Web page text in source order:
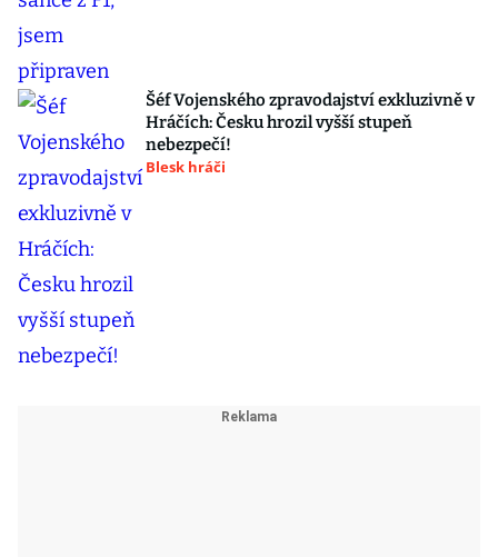
Šéf Vojenského zpravodajství exkluzivně v
Hráčích: Česku hrozil vyšší stupeň
nebezpečí!
Blesk hráči